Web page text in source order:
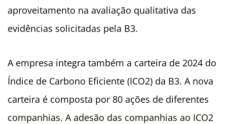
aproveitamento na avaliação qualitativa das
evidências solicitadas pela B3.
A empresa integra também a carteira de 2024 do
Índice de Carbono Eficiente (ICO2) da B3. A nova
carteira é composta por 80 ações de diferentes
companhias. A adesão das companhias ao ICO2